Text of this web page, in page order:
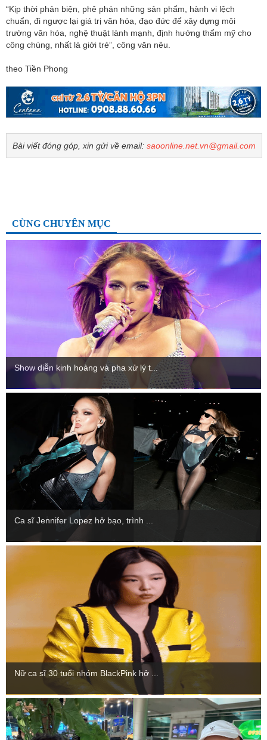
“Kịp thời phản biện, phê phán những sản phẩm, hành vi lệch
chuẩn, đi ngược lại giá trị văn hóa, đạo đức để xây dựng môi
trường văn hóa, nghệ thuật lành mạnh, định hướng thẩm mỹ cho
công chúng, nhất là giới trẻ”, công văn nêu.
theo Tiền Phong
Bài viết đóng góp, xin gửi về email: saoonline.net.vn@gmail.com
CÙNG CHUYÊN MỤC
Show diễn kinh hoàng và pha xử lý t...
Ca sĩ Jennifer Lopez hở bạo, trình ...
Nữ ca sĩ 30 tuổi nhóm BlackPink hở ...